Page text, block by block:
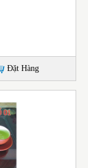
Đặt Hàng